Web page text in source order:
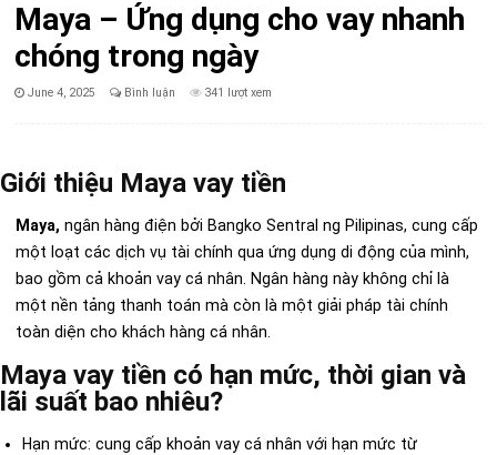
Maya – Ứng dụng cho vay nhanh
chóng trong ngày
Published
June 4, 2025 Bình luận 341 lượt xem
Giới thiệu Maya vay tiền
Maya, ngân hàng điện bởi Bangko Sentral ng Pilipinas, cung cấp
một loạt các dịch vụ tài chính qua ứng dụng di động của mình,
bao gồm cả khoản vay cá nhân. Ngân hàng này không chỉ là
một nền tảng thanh toán mà còn là một giải pháp tài chính
toàn diện cho khách hàng cá nhân.
Maya vay tiền có hạn mức, thời gian và
lãi suất bao nhiêu?
Hạn mức: cung cấp khoản vay cá nhân với hạn mức từ